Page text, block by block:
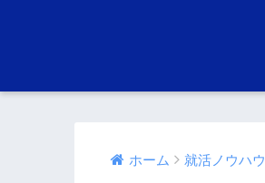
ホーム 就活ノウハウ